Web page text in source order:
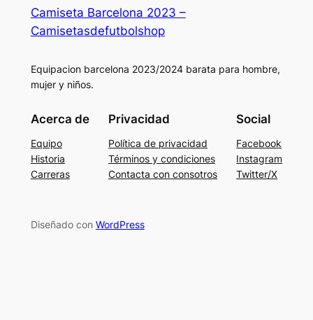
Camiseta Barcelona 2023 –
Camisetasdefutbolshop
Equipacion barcelona 2023/2024 barata para hombre,
mujer y niños.
Acerca de
Equipo
Historia
Carreras
Privacidad
Política de privacidad
Términos y condiciones
Contacta con consotros
Social
Facebook
Instagram
Twitter/X
Diseñado con WordPress